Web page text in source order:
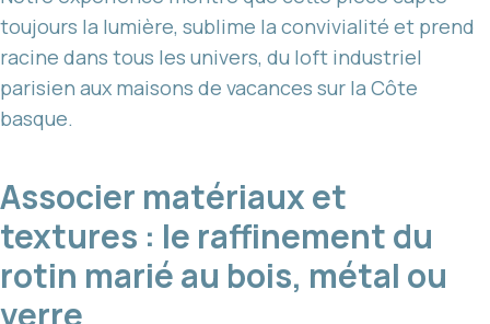
toujours la lumière, sublime la convivialité et prend
racine dans tous les univers, du loft industriel
parisien aux maisons de vacances sur la Côte
basque.
Associer matériaux et
textures : le raffinement du
rotin marié au bois, métal ou
verre